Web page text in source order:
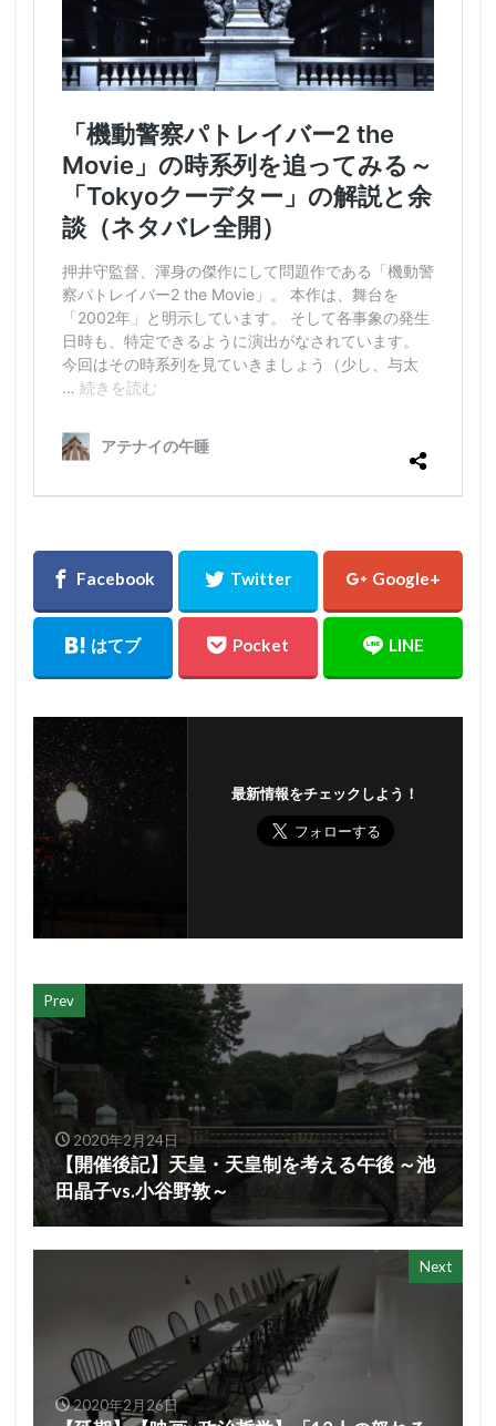
最新情報をチェックしよう！
Prev
2020年2月24日
【開催後記】天皇・天皇制を考える午後 ～池
田晶子vs.小谷野敦～
Next
2020年2月26日